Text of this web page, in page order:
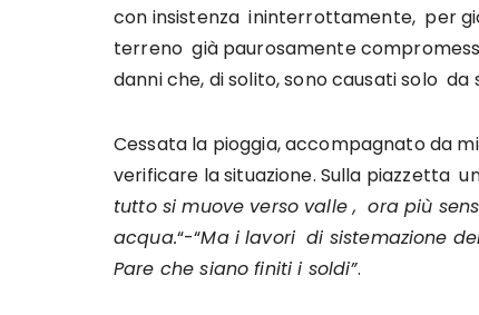
con insistenza ininterrottamente, per
terreno già paurosamente
danni che, di solito, sono causati solo
Cessata la pioggia, accompagnato da
verificare la situazione. Sulla piazzetta
tutto si muove verso valle , ora più
acqua.“-“Ma i lavori di sistemazione
Pare che siano finiti i soldi”.